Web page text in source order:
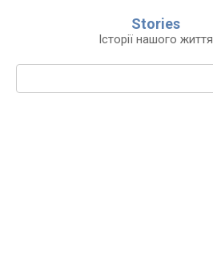
Stories
Історії нашого життя
Пошук: